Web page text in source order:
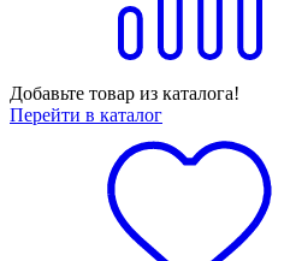
Добавьте товар из каталога!
Перейти в каталог